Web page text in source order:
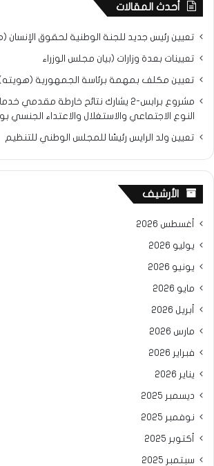
أحدث المقالات
تعيين رئيس جديد للجنة الوطنية لحقوق الإنسان
تعيينات بعدة وزارات (بيان مجلس الوزراء
تعيين مكلف بمهمة برئاسة الجمهورية
مشروع برابس-2 يشارك نتائح خارطة
النوع الاجتماعي والاستغلال والاعتداء الجنسي
تعيين ولد الرايس رئيسًا للمجلس الوطني للتنظيم
الأرشيف
أغسطس 2026
يوليو 2026
يونيو 2026
مايو 2026
أبريل 2026
مارس 2026
فبراير 2026
يناير 2026
ديسمبر 2025
نوفمبر 2025
أكتوبر 2025
سبتمبر 2025